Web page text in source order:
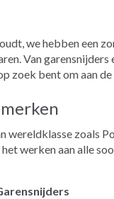
we hebben
Van
zoek bent om aan
zoals
werken aan alle